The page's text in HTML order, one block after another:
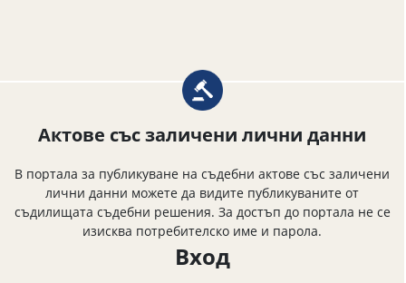
Актове със заличени лични данни
В портала за публикуване на съдебни актове със заличени
лични данни можете да видите публикуваните от
съдилищата съдебни решения. За достъп до портала не се
изисква потребителско име и парола.
Вход